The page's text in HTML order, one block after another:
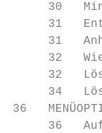
30
31
31
32
32
34
36
36